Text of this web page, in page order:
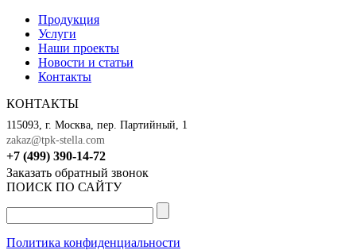
Продукция
Услуги
Наши проекты
Новости и статьи
Контакты
КОНТАКТЫ
115093, г. Москва, пер. Партийный, 1
zakaz@tpk-stella.com
+7 (499) 390-14-72
Заказать обратный звонок
ПОИСК ПО САЙТУ
Политика конфиденциальности